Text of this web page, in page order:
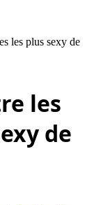
les plus sexy de
les
de